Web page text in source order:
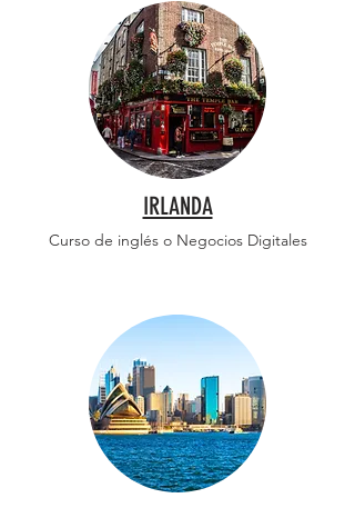
IRLANDA
Curso de inglés o Negocios Digitales